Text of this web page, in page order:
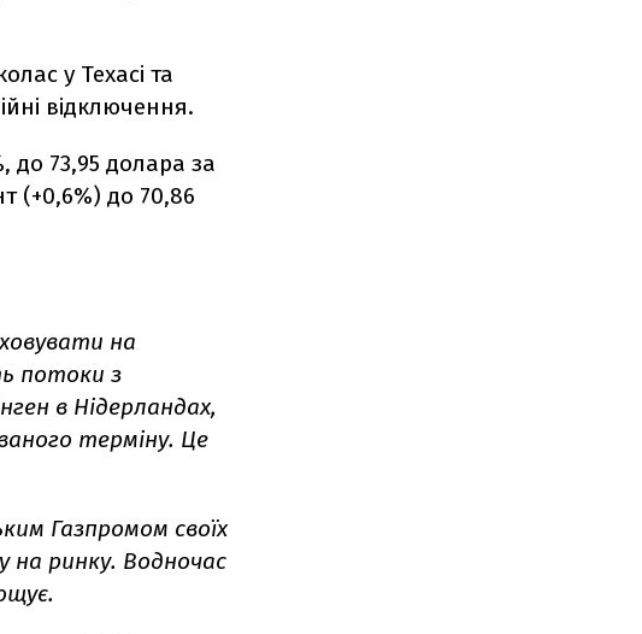
у Техасі та
відключення.
73,95 долара за
(+0,6%) до 70,86
на
потоки з
в Нідерландах,
терміну. Це
Газпромом своїх
на ринку. Водночас